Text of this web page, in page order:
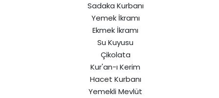
Sadaka Kurbanı
Yemek İkramı
Ekmek İkramı
Su Kuyusu
Çikolata
Kur'an-ı Kerim
Hacet Kurbanı
Yemekli Mevlüt